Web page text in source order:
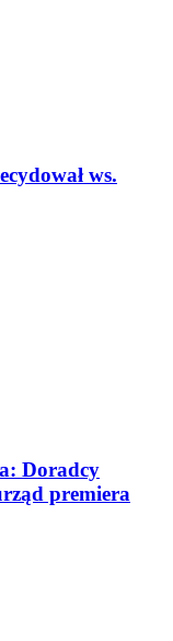
ws.
Doradcy
premiera